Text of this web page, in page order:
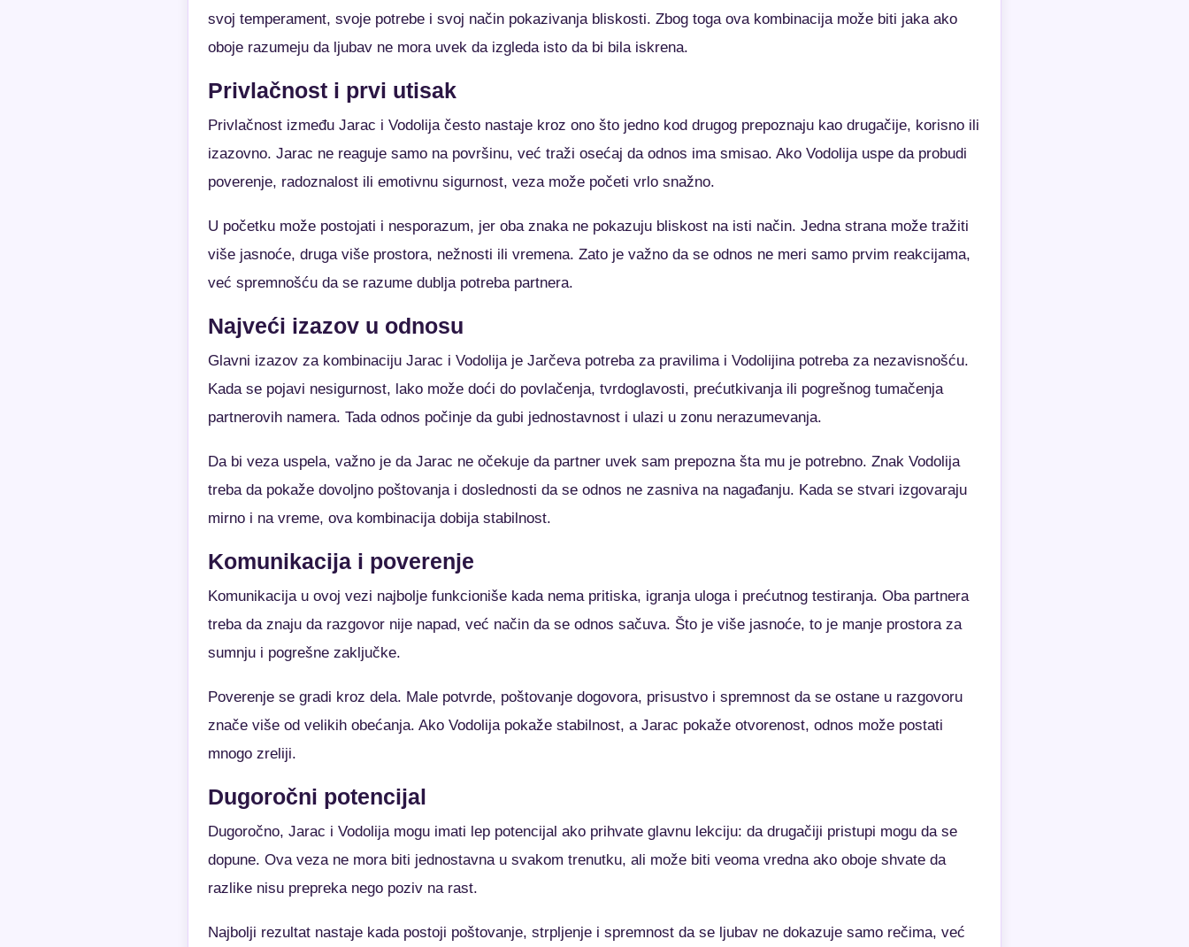
svoj temperament, svoje potrebe i svoj način pokazivanja bliskosti. Zbog toga ova kombinacija može biti jaka ako
oboje razumeju da ljubav ne mora uvek da izgleda isto da bi bila iskrena.
Privlačnost i prvi utisak
Privlačnost između Jarac i Vodolija često nastaje kroz ono što jedno kod drugog prepoznaju kao drugačije, korisno ili
izazovno. Jarac ne reaguje samo na površinu, već traži osećaj da odnos ima smisao. Ako Vodolija uspe da probudi
poverenje, radoznalost ili emotivnu sigurnost, veza može početi vrlo snažno.
U početku može postojati i nesporazum, jer oba znaka ne pokazuju bliskost na isti način. Jedna strana može tražiti
više jasnoće, druga više prostora, nežnosti ili vremena. Zato je važno da se odnos ne meri samo prvim reakcijama,
već spremnošću da se razume dublja potreba partnera.
Najveći izazov u odnosu
Glavni izazov za kombinaciju Jarac i Vodolija je Jarčeva potreba za pravilima i Vodolijina potreba za nezavisnošću.
Kada se pojavi nesigurnost, lako može doći do povlačenja, tvrdoglavosti, prećutkivanja ili pogrešnog tumačenja
partnerovih namera. Tada odnos počinje da gubi jednostavnost i ulazi u zonu nerazumevanja.
Da bi veza uspela, važno je da Jarac ne očekuje da partner uvek sam prepozna šta mu je potrebno. Znak Vodolija
treba da pokaže dovoljno poštovanja i doslednosti da se odnos ne zasniva na nagađanju. Kada se stvari izgovaraju
mirno i na vreme, ova kombinacija dobija stabilnost.
Komunikacija i poverenje
Komunikacija u ovoj vezi najbolje funkcioniše kada nema pritiska, igranja uloga i prećutnog testiranja. Oba partnera
treba da znaju da razgovor nije napad, već način da se odnos sačuva. Što je više jasnoće, to je manje prostora za
sumnju i pogrešne zaključke.
Poverenje se gradi kroz dela. Male potvrde, poštovanje dogovora, prisustvo i spremnost da se ostane u razgovoru
znače više od velikih obećanja. Ako Vodolija pokaže stabilnost, a Jarac pokaže otvorenost, odnos može postati
mnogo zreliji.
Dugoročni potencijal
Dugoročno, Jarac i Vodolija mogu imati lep potencijal ako prihvate glavnu lekciju: da drugačiji pristupi mogu da se
dopune. Ova veza ne mora biti jednostavna u svakom trenutku, ali može biti veoma vredna ako oboje shvate da
razlike nisu prepreka nego poziv na rast.
Najbolji rezultat nastaje kada postoji poštovanje, strpljenje i spremnost da se ljubav ne dokazuje samo rečima, već